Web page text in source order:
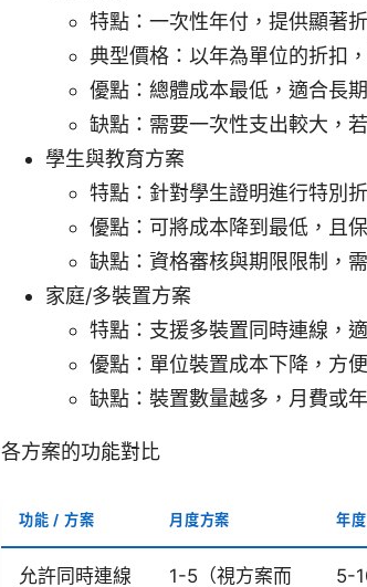
特點：一次性年付，提供顯著
典型價格：以年為單位的折扣
優點：總體成本最低，適合長
缺點：需要一次性支出較大，
學生與教育方案
特點：針對學生證明進行特別
優點：可將成本降到最低，且
缺點：資格審核與期限限制，
家庭/多裝置方案
特點：支援多裝置同時連線，
優點：單位裝置成本下降，方
缺點：裝置數量越多，月費或
各方案的功能對比
功能 / 方案 月度方案 年
允許同時連線 1-5（視方案而 5-